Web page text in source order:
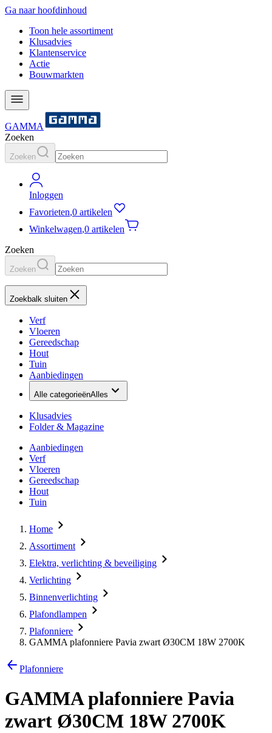
Ga naar hoofdinhoud
Toon hele assortiment
Klusadvies
Klantenservice
Actie
Bouwmarkten
GAMMA
Zoeken
Zoeken
Inloggen
Favorieten,0 artikelen
Winkelwagen,0 artikelen
Zoeken
Zoeken
Zoekbalk sluiten
Verf
Vloeren
Gereedschap
Hout
Tuin
Aanbiedingen
Alle categorieënAlles
Klusadvies
Folder & Magazine
Aanbiedingen
Verf
Vloeren
Gereedschap
Hout
Tuin
Home
Assortiment
Elektra, verlichting & beveiliging
Verlichting
Binnenverlichting
Plafondlampen
Plafonniere
GAMMA plafonniere Pavia zwart Ø30CM 18W 2700K
Plafonniere
GAMMA plafonniere Pavia
zwart Ø30CM 18W 2700K